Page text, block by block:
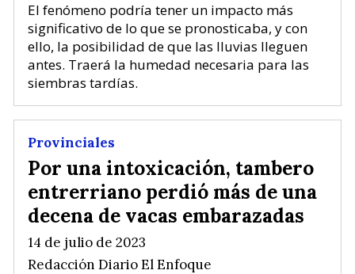
El fenómeno podría tener un impacto más
significativo de lo que se pronosticaba, y con
ello, la posibilidad de que las lluvias lleguen
antes. Traerá la humedad necesaria para las
siembras tardías.
Por una intoxicación, tambero
entrerriano perdió más de una
decena de vacas embarazadas
Redacción Diario El Enfoque
Provinciales
14 de julio de 2023